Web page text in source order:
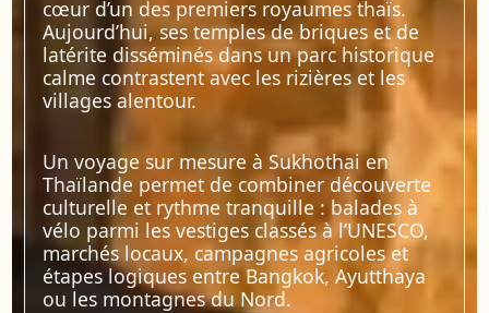
cœur d’un des premiers royaumes thaïs.
Aujourd’hui, ses temples de briques et de
latérite disséminés dans un parc historique
calme contrastent avec les rizières et les
villages alentour.
Un voyage sur mesure à Sukhothai en
Thaïlande permet de combiner découverte
culturelle et rythme tranquille : balades à
vélo parmi les vestiges classés à l’UNESCO,
marchés locaux, campagnes agricoles et
étapes logiques entre Bangkok, Ayutthaya
ou les montagnes du Nord.